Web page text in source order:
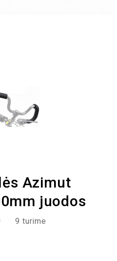
Azimut
juodos
9 turime